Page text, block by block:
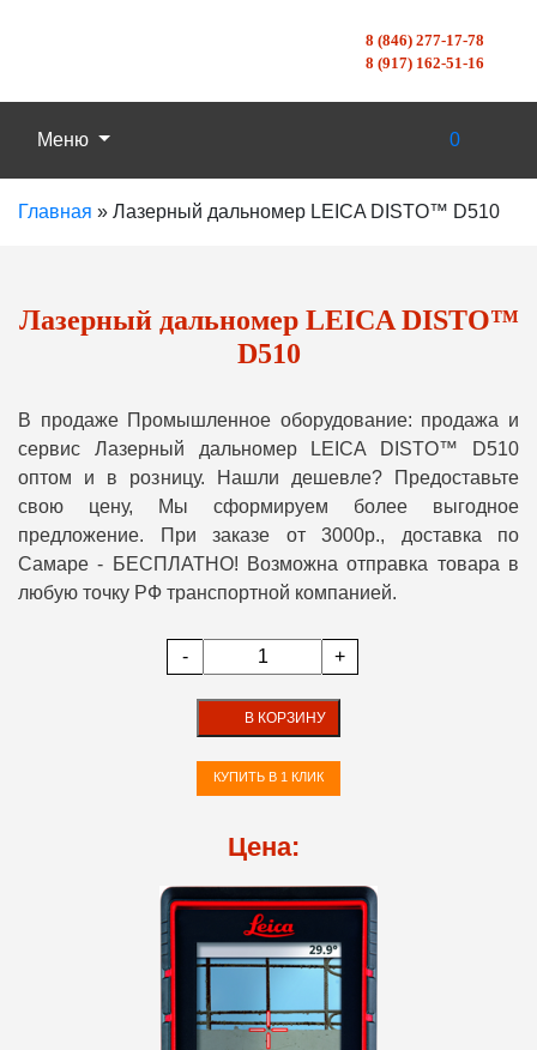
8 (846) 277-17-78
8 (917) 162-51-16
Меню 0
Главная » Лазерный дальномер LEICA DISTO™ D510
Лазерный дальномер LEICA DISTO™
D510
В продаже Промышленное оборудование: продажа и
сервис Лазерный дальномер LEICA DISTO™ D510
оптом и в розницу. Нашли дешевле? Предоставьте
свою цену, Мы сформируем более выгодное
предложение. При заказе от 3000р., доставка по
Самаре - БЕСПЛАТНО! Возможна отправка товара в
любую точку РФ транспортной компанией.
- +
В КОРЗИНУ
КУПИТЬ В 1 КЛИК
Цена: